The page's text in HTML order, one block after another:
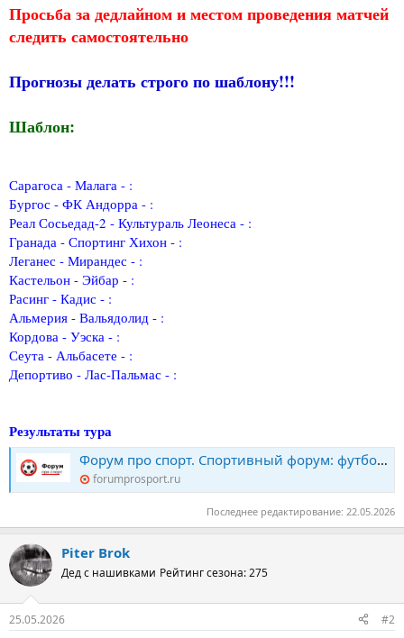
Просьба за дедлайном и местом проведения матчей
следить самостоятельно
Прогнозы делать строго по шаблону!!!
Шаблон:
Сарагоса - Малага - :
Бургос - ФК Андорра - :
Реал Сосьедад-2 - Культураль Леонеса - :
Гранада - Спортинг Хихон - :
Леганес - Мирандес - :
Кастельон - Эйбар - :
Расинг - Кадис - :
Альмерия - Вальядолид - :
Кордова - Уэска - :
Сеута - Альбасете - :
Депортиво - Лас-Пальмас - :
Результаты тура
Форум про спорт. Спортивный форум: футбол, хоккей, биатлон, теннис. Конкурс прогнозов
forumprosport.ru
Последнее редактирование: 22.05.2026
Piter Brok
Дед с нашивками Рейтинг сезона: 275
25.05.2026 #2